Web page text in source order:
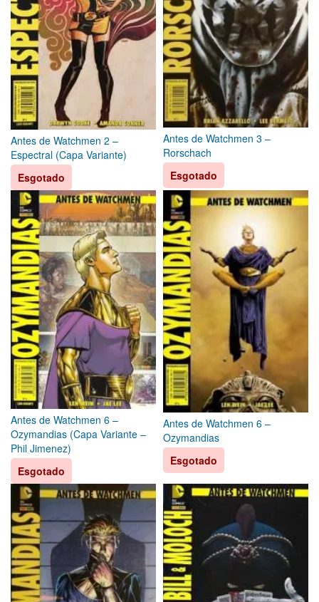
Antes de Watchmen 2 –
Espectral (Capa Variante)
Esgotado
Antes de Watchmen 3 –
Rorschach
Esgotado
Antes de Watchmen 6 –
Ozymandias (Capa Variante –
Phil Jimenez)
Esgotado
Antes de Watchmen 6 –
Ozymandias
Esgotado